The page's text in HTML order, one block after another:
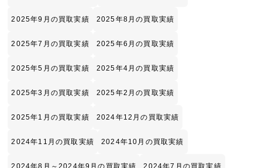
2025年9月の買取実績 2025年8月の買取実績
2025年7月の買取実績 2025年6月の買取実績
2025年5月の買取実績 2025年4月の買取実績
2025年3月の買取実績 2025年2月の買取実績
2025年1月の買取実績 2024年12月の買取実績
2024年11月の買取実績 2024年10月の買取実績